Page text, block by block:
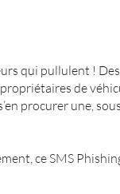
qui pullulent !
de
procurer une,
ce SMS